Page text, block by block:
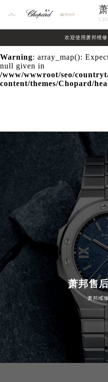
Warning: extract() expects
/www/wwwroot/seo/
content/themes/Chopard/
Warning: array_map():
null given in
/www/wwwroot/seo/
content/themes/Chopard/
欢迎使用萧邦维修
萧邦售
萧邦维